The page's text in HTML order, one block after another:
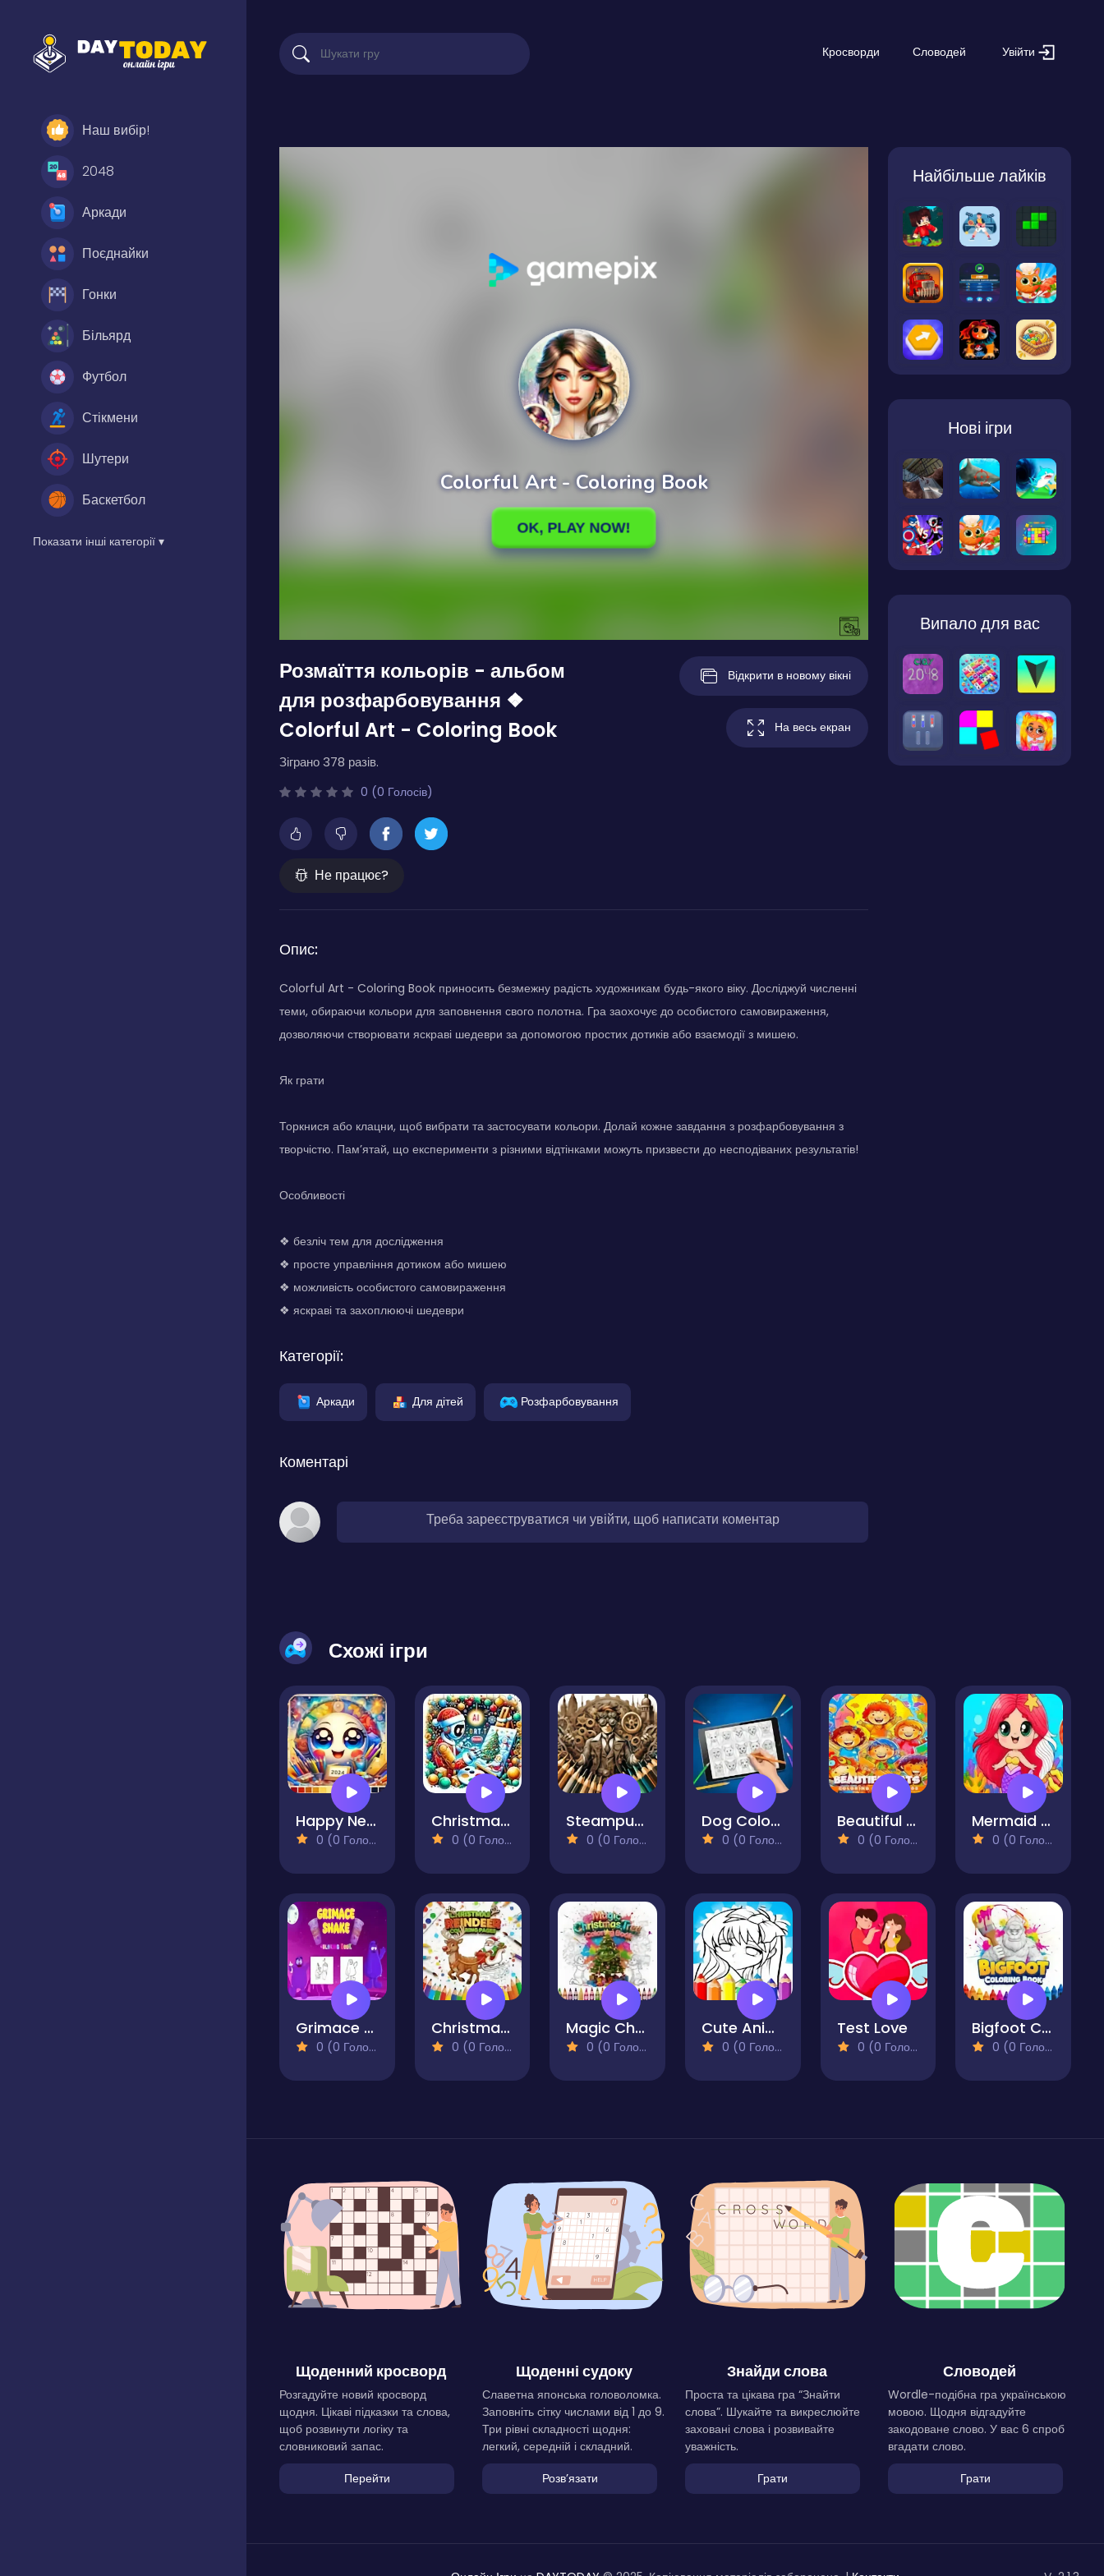
Наш вибір!
2048
Аркади
Поєднайки
Гонки
Більярд
Футбол
Стікмени
Шутери
Баскетбол
Показати інші категорії ▾
Кросворди Словодей Увійти
Розмаїття кольорів - альбом
для розфарбовування ❖
Colorful Art - Coloring Book
Зіграно 378 разів.
0 (0 Голосів)
Не працює?
Відкрити в новому вікні
На весь екран
Опис:
Colorful Art - Coloring Book приносить безмежну радість художникам будь-якого віку. Досліджуй численні
теми, обираючи кольори для заповнення свого полотна. Гра заохочує до особистого самовираження,
дозволяючи створювати яскраві шедеври за допомогою простих дотиків або взаємодії з мишею.
Як грати
Торкнися або клацни, щоб вибрати та застосувати кольори. Долай кожне завдання з розфарбовування з
творчістю. Пам’ятай, що експерименти з різними відтінками можуть призвести до несподіваних результатів!
Особливості
❖ безліч тем для дослідження
❖ просте управління дотиком або мишею
❖ можливість особистого самовираження
❖ яскраві та захоплюючі шедеври
Категорії:
Аркади Для дітей Розфарбовування
Коментарі
Треба зареєструватися чи увійти, щоб написати коментар
Найбільше лайків
Нові ігри
Випало для вас
Схожі ігри
Happy New Year 2024 Coloring Game
0 (0 Голосів)
Christmas AI Art Draw Paint
0 (0 Голосів)
Steampunk Coloring Adventure
0 (0 Голосів)
Dog Coloring Book for Adults
0 (0 Голосів)
Beautiful Cats Coloring Book
0 (0 Голосів)
Mermaid Coloring Book
0 (0 Голосів)
Grimace Shake Coloring
0 (0 Голосів)
Christmas Reindeer Coloring Pages
0 (0 Голосів)
Magic Christmas Tree Coloring Book
0 (0 Голосів)
Cute Anime Face Girls Coloring Pages
0 (0 Голосів)
Test Love
0 (0 Голосів)
Bigfoot Coloring Book
0 (0 Голосів)
Щоденний кросворд
Розгадуйте новий кросворд
щодня. Цікаві підказки та слова,
щоб розвинути логіку та
словниковий запас.
Перейти
Щоденні судоку
Славетна японська головоломка.
Заповніть сітку числами від 1 до 9.
Три рівні складності щодня:
легкий, середній і складний.
Розвʼязати
Знайди слова
Проста та цікава гра “Знайти
слова”. Шукайте та викреслюйте
заховані слова і розвивайте
уважність.
Грати
Словодей
Wordle-подібна гра українською
мовою. Щодня відгадуйте
закодоване слово. У вас 6 спроб
вгадати слово.
Грати